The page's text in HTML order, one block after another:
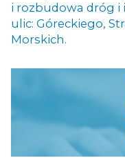
i rozbudowa dróg
ulic: Góreckiego,
Morskich.